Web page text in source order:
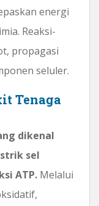
energi
Reaksi-
propagasi
seluler.
Tenaga
dikenal
sel
ATP. Melalui